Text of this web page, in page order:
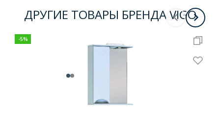
ДРУГИЕ ТОВАРЫ БРЕНДА VIGO
-5%